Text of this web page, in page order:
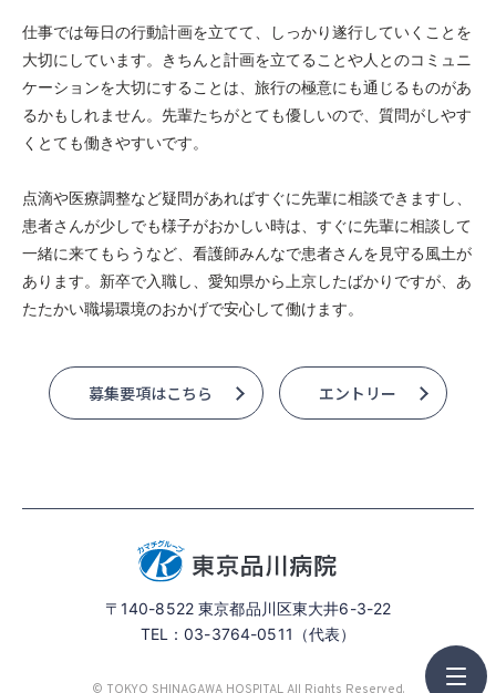
募集要項 ENTRY
仕事では毎日の行動計画を立てて、しっかり遂行していくことを
大切にしています。きちんと計画を立てることや人とのコミュニ
ケーションを大切にすることは、旅行の極意にも通じるものがあ
るかもしれません。先輩たちがとても優しいので、質問がしやす
くとても働きやすいです。
点滴や医療調整など疑問があればすぐに先輩に相談できますし、
患者さんが少しでも様子がおかしい時は、すぐに先輩に相談して
一緒に来てもらうなど、看護師みんなで患者さんを見守る風土が
あります。新卒で入職し、愛知県から上京したばかりですが、あ
たたかい職場環境のおかげで安心して働けます。
募集要項はこちら エントリー
〒140-8522 東京都品川区東大井6-3-22
TEL：03-3764-0511 （代表）
© TOKYO SHINAGAWA HOSPITAL All Rights Reserved.